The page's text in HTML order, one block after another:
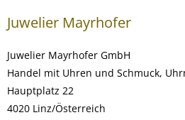
Juwelier Mayrhofer
Juwelier Mayrhofer GmbH
Handel mit Uhren und Schmuck,
Hauptplatz 22
4020 Linz/Österreich